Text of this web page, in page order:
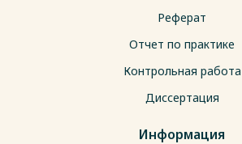
Реферат
Отчет по практике
Контрольная работа
Диссертация
Информация